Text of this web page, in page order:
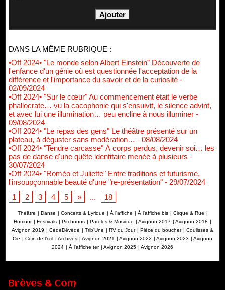
DANS LA MÊME RUBRIQUE :
•Off 2024• "Le monde selon Albert Einstein" Découverte de
l'enfance d'un génie où est questionnée l'acceptation de la
différence et l'importance du savoir et de la curiosité -
02/09/2024
•Off 2024• "Sur le cœur" Au commencement était le verbe
phallocrate… vu la cacophonie qui s'ensuivit, le silence advint,
et avec lui une illumination… peu encline à nous illuminer -
09/08/2024
•Off 2024• "Le repas des gens" Le théâtre présenté sur un
plateau, à déguster sans modération… - 08/08/2024
•Off 2024• "Tendre carcasse" À corps perdus, devenir soi… les
pas de danse d'une quête identitaire menée à plusieurs -
30/07/2024
•Off 2024• "Roméo et Juliette" Entre traditions et futurisme,
l'insoupçonnable beauté d'une "re-présentation" - 29/07/2024
1
2 3 4 5 » ... 18
Théâtre | Danse | Concerts & Lyrique | À l'affiche | À l'affiche bis | Cirque & Rue |
Humour | Festivals | Pitchouns | Paroles & Musique | Avignon 2017 | Avignon 2018 |
Avignon 2019 | CédéDévédé | Trib'Une | RV du Jour | Pièce du boucher | Coulisses &
Cie | Coin de l’œil | Archives | Avignon 2021 | Avignon 2022 | Avignon 2023 | Avignon
2024 | À l'affiche ter | Avignon 2025 | Avignon 2026
Brèves & Com
Renouvellement de Rachid Ouramdane à la tête de Chaillot-
Théâtre national de la danse